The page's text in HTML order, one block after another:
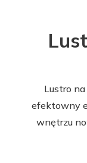
Lustro
efektowny
wnętrzu